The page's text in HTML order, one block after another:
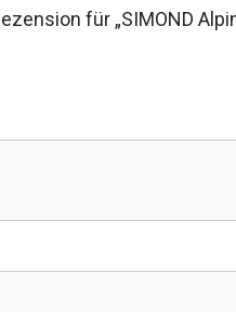
für „SIMOND